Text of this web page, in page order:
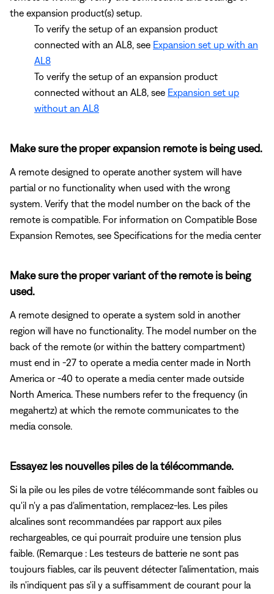
the expansion product(s) setup.
To verify the setup of an expansion product
connected with an AL8, see Expansion set up with an
AL8
To verify the setup of an expansion product
connected without an AL8, see Expansion set up
without an AL8
Make sure the proper expansion remote is being used.
A remote designed to operate another system will have
partial or no functionality when used with the wrong
system. Verify that the model number on the back of the
remote is compatible. For information on Compatible Bose
Expansion Remotes, see Specifications for the media center
Make sure the proper variant of the remote is being
used.
A remote designed to operate a system sold in another
region will have no functionality. The model number on the
back of the remote (or within the battery compartment)
must end in -27 to operate a media center made in North
America or -40 to operate a media center made outside
North America. These numbers refer to the frequency (in
megahertz) at which the remote communicates to the
media console.
Essayez les nouvelles piles de la télécommande.
Si la pile ou les piles de votre télécommande sont faibles ou
qu'il n'y a pas d'alimentation, remplacez-les. Les piles
alcalines sont recommandées par rapport aux piles
rechargeables, ce qui pourrait produire une tension plus
faible. (Remarque : Les testeurs de batterie ne sont pas
toujours fiables, car ils peuvent détecter l'alimentation, mais
ils n'indiquent pas s'il y a suffisamment de courant pour la